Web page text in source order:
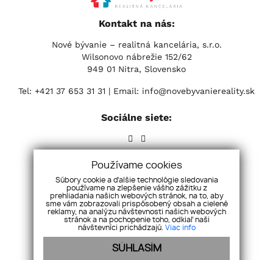
Kontakt na nás:
Nové bývanie – realitná kancelária, s.r.o.
Wilsonovo nábrežie 152/62
949 01 Nitra, Slovensko
Tel: +421 37 653 31 31 | Email: info@novebyvaniereality.sk
Sociálne siete:
Používame cookies
Súbory cookie a ďalšie technológie sledovania
používame na zlepšenie vášho zážitku z
prehliadania našich webových stránok, na to, aby
sme vám zobrazovali prispôsobený obsah a cielené
reklamy, na analýzu návštevnosti našich webových
stránok a na pochopenie toho, odkiaľ naši
návštevníci prichádzajú. Viac info
SÚHLASÍM